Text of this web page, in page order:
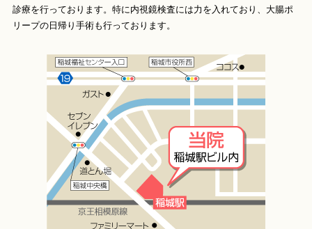
診療を行っております。特に内視鏡検査には力を入れており、大腸ポ
リープの日帰り手術も行っております。